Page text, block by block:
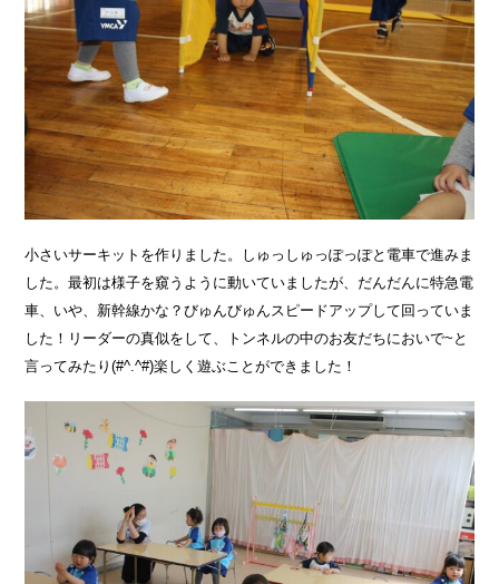
小さいサーキットを作りました。しゅっしゅっぽっぽと電車で進みま
した。最初は様子を窺うように動いていましたが、だんだんに特急電
車、いや、新幹線かな？びゅんびゅんスピードアップして回っていま
した！リーダーの真似をして、トンネルの中のお友だちにおいで~と
言ってみたり(#^.^#)楽しく遊ぶことができました！